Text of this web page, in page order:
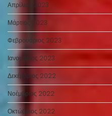
Απρίλιος 2023
Μάρτιος 2023
Φεβρουάριος 2023
Ιανουάριος 2023
Δεκέμβριος 2022
Νοέμβριος 2022
Οκτώβριος 2022